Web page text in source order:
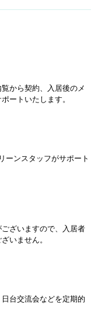
から契約、入居後のメ
ートいたします。
ーンスタッフがサポート
ざいますので、入居者
いません。
台交流会などを定期的